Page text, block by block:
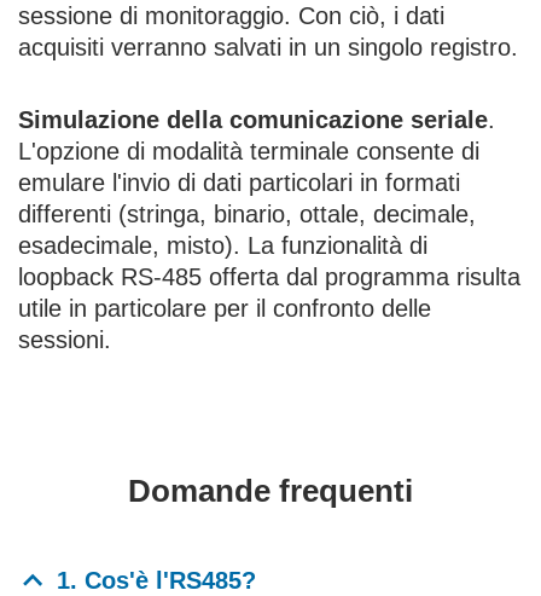
sessione di monitoraggio. Con ciò, i dati
acquisiti verranno salvati in un singolo registro.
Simulazione della comunicazione seriale.
L'opzione di modalità terminale consente di
emulare l'invio di dati particolari in formati
differenti (stringa, binario, ottale, decimale,
esadecimale, misto). La funzionalità di
loopback RS-485 offerta dal programma risulta
utile in particolare per il confronto delle
sessioni.
Domande frequenti
1. Cos'è l'RS485?